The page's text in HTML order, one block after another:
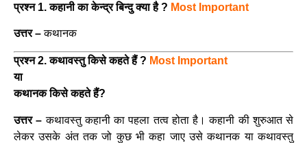
प्रश्न 1. कहानी का केन्द्र बिन्दु क्या है ? Most Important
उत्तर –कथानक
प्रश्न 2. कथावस्तु किसे कहते हैं ? Most Important
या
कथानक किसे कहते हैं?
उत्तर – कथावस्तु कहानी का पहला तत्व होता है। कहानी की शुरुआत से
लेकर उसके अंत तक जो कुछ भी कहा जाए उसे कथानक या कथावस्तु